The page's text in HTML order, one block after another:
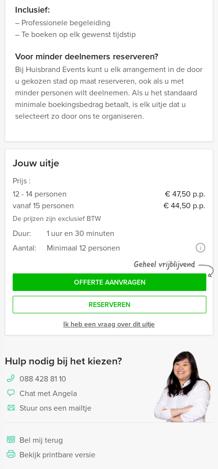
Jouw uitje
Prijs :
12 - 14 personen
€ 47,50 p.p.
vanaf 15 personen
€ 44,50 p.p.
De prijzen zijn exclusief BTW
Duur:
1 uur en 30 minuten
Aantal:
Minimaal 12 personen i
Geheel vrijblijvend
OFFERTE AANVRAGEN
RESERVEREN
Ik heb een vraag over dit uitje
Hulp nodig bij het kiezen?
088 428 81 10
Chat met Angela
Stuur ons een mailtje
Bel mij terug
Bekijk printbare versie
Inclusief:
– Professionele begeleiding
– Te boeken op elk gewenst tijdstip
Voor minder deelnemers reserveren?
Bij Huisbrand Events kunt u elk arrangement in de door
u gekozen stad op maat reserveren, ook als u met
minder personen wilt deelnemen. Als u het standaard
minimale boekingsbedrag betaalt, is elk uitje dat u
selecteert zo door ons te organiseren.